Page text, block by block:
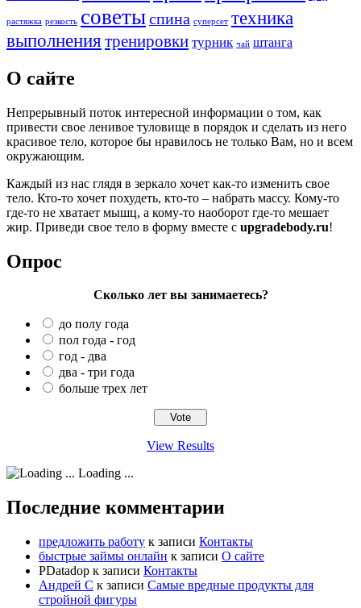
растяжка резкость советыспина суперсет техника
выполнения тренировки турник чай штанга
О сайте
Непрерывный поток интересной информации о том, как
привести свое ленивое туловище в порядок и сделать из него
красивое тело, которое бы нравилось не только Вам, но и всем
окружающим.
Каждый из нас глядя в зеркало хочет как-то изменить свое
тело. Кто-то хочет похудеть, кто-то – набрать массу. Кому-то
где-то не хватает мышц, а кому-то наоборот где-то мешает
жир. Приведи свое тело в форму вместе с upgradebody.ru!
Опрос
Сколько лет вы занимаетесь?
до полу года
пол года - год
год - два
два - три года
больше трех лет
View Results
Loading ...
Последние комментарии
предложить работу к записи Контакты
быстрые займы онлайн к записи О сайте
PDatadop к записи Контакты
Андрей С к записи Самые вредные продукты для
стройной фигуры